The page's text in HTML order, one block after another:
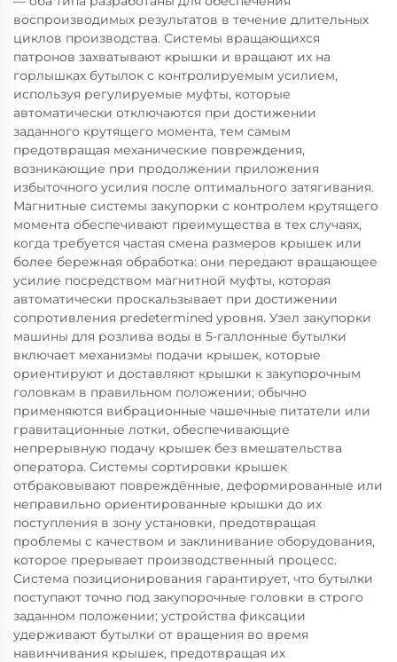
воспроизводимых результатов в течение длительных
циклов производства. Системы вращающихся
патронов захватывают крышки и вращают их на
горлышках бутылок с контролируемым усилием,
используя регулируемые муфты, которые
автоматически отключаются при достижении
заданного крутящего момента, тем самым
предотвращая механические повреждения,
возникающие при продолжении приложения
избыточного усилия после оптимального затягивания.
Магнитные системы закупорки с контролем крутящего
момента обеспечивают преимущества в тех случаях,
когда требуется частая смена размеров крышек или
более бережная обработка: они передают вращающее
усилие посредством магнитной муфты, которая
автоматически проскальзывает при достижении
сопротивления predetermined уровня. Узел закупорки
машины для розлива воды в 5-галлонные бутылки
включает механизмы подачи крышек, которые
ориентируют и доставляют крышки к закупорочным
головкам в правильном положении; обычно
применяются вибрационные чашечные питатели или
гравитационные лотки, обеспечивающие
непрерывную подачу крышек без вмешательства
оператора. Системы сортировки крышек
отбраковывают повреждённые, деформированные или
неправильно ориентированные крышки до их
поступления в зону установки, предотвращая
проблемы с качеством и заклинивание оборудования,
которое прерывает производственный процесс.
Система позиционирования гарантирует, что бутылки
поступают точно под закупорочные головки в строго
заданном положении; устройства фиксации
удерживают бутылки от вращения во время
навинчивания крышек, предотвращая их